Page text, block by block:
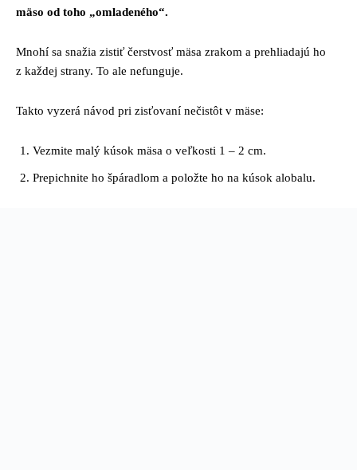
mäso od toho „omladeného“.
Mnohí sa snažia zistiť čerstvosť mäsa zrakom a prehliadajú ho
z každej strany. To ale nefunguje.
Takto vyzerá návod pri zisťovaní nečistôt v mäse:
Vezmite malý kúsok mäsa o veľkosti 1 – 2 cm.
Prepichnite ho špáradlom a položte ho na kúsok alobalu.